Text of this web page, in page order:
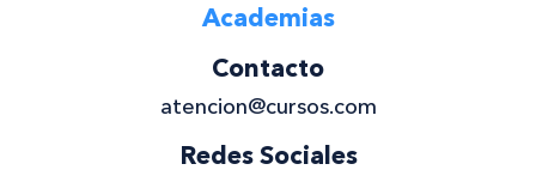
Academias
Contacto
atencion@cursos.com
Redes Sociales